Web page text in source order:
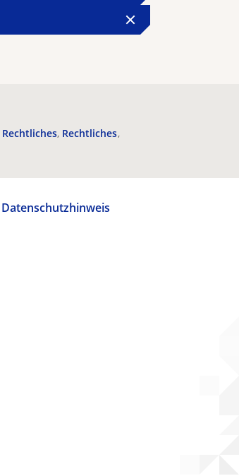
Rechtliches Rechtliches
Datenschutzhinweis